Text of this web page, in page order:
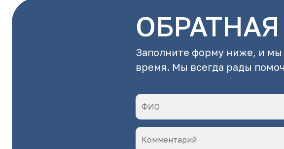
Заполните форму ниже, и
время. Мы всегда рады